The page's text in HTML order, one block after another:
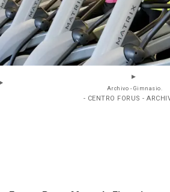
Archivo - Gimnasio.
- CENTRO FORUS -